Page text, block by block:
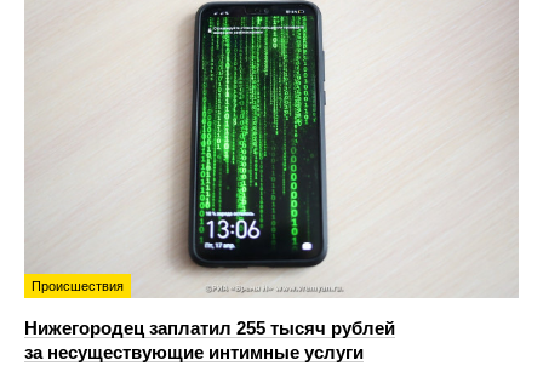
Происшествия
Нижегородец заплатил 255 тысяч рублей
за несуществующие интимные услуги